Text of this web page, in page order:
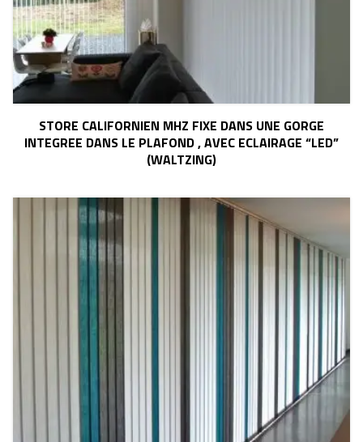
STORE CALIFORNIEN MHZ FIXE DANS UNE GORGE
INTEGREE DANS LE PLAFOND , AVEC ECLAIRAGE “LED”
(WALTZING)